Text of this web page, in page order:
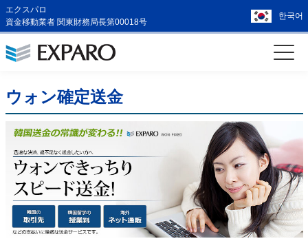
エクスパロ
資金移動業者 関東財務局長第00018号
한국어
ウォン確定送金